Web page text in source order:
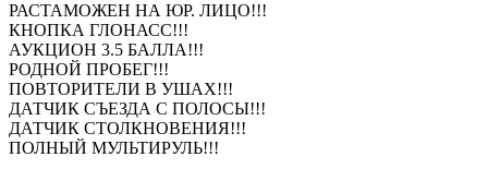
РАСТАМОЖЕН НА ЮР. ЛИЦО!!!
КНОПКА ГЛОНАСС!!!
АУКЦИОН 3.5 БАЛЛА!!!
РОДНОЙ ПРОБЕГ!!!
ПОВТОРИТЕЛИ В УШАХ!!!
ДАТЧИК СЪЕЗДА С ПОЛОСЫ!!!
ДАТЧИК СТОЛКНОВЕНИЯ!!!
ПОЛНЫЙ МУЛЬТИРУЛЬ!!!